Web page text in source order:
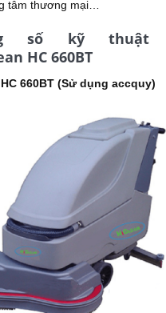
tâm thương mại…
số kỹ thuật
HC 660BT
HC 660BT (Sử dụng accquy)